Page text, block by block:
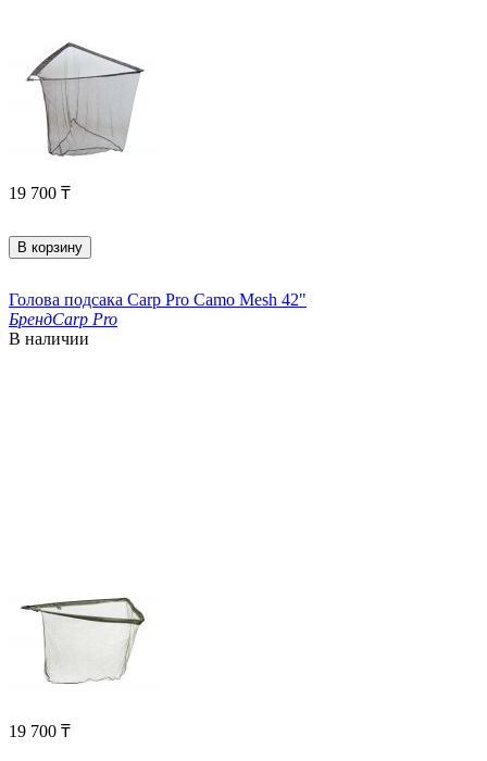
19 700 ₸
В корзину
Голова подсакa Carp Pro Camo Mesh 42"
БрендCarp Pro
В наличии
19 700 ₸